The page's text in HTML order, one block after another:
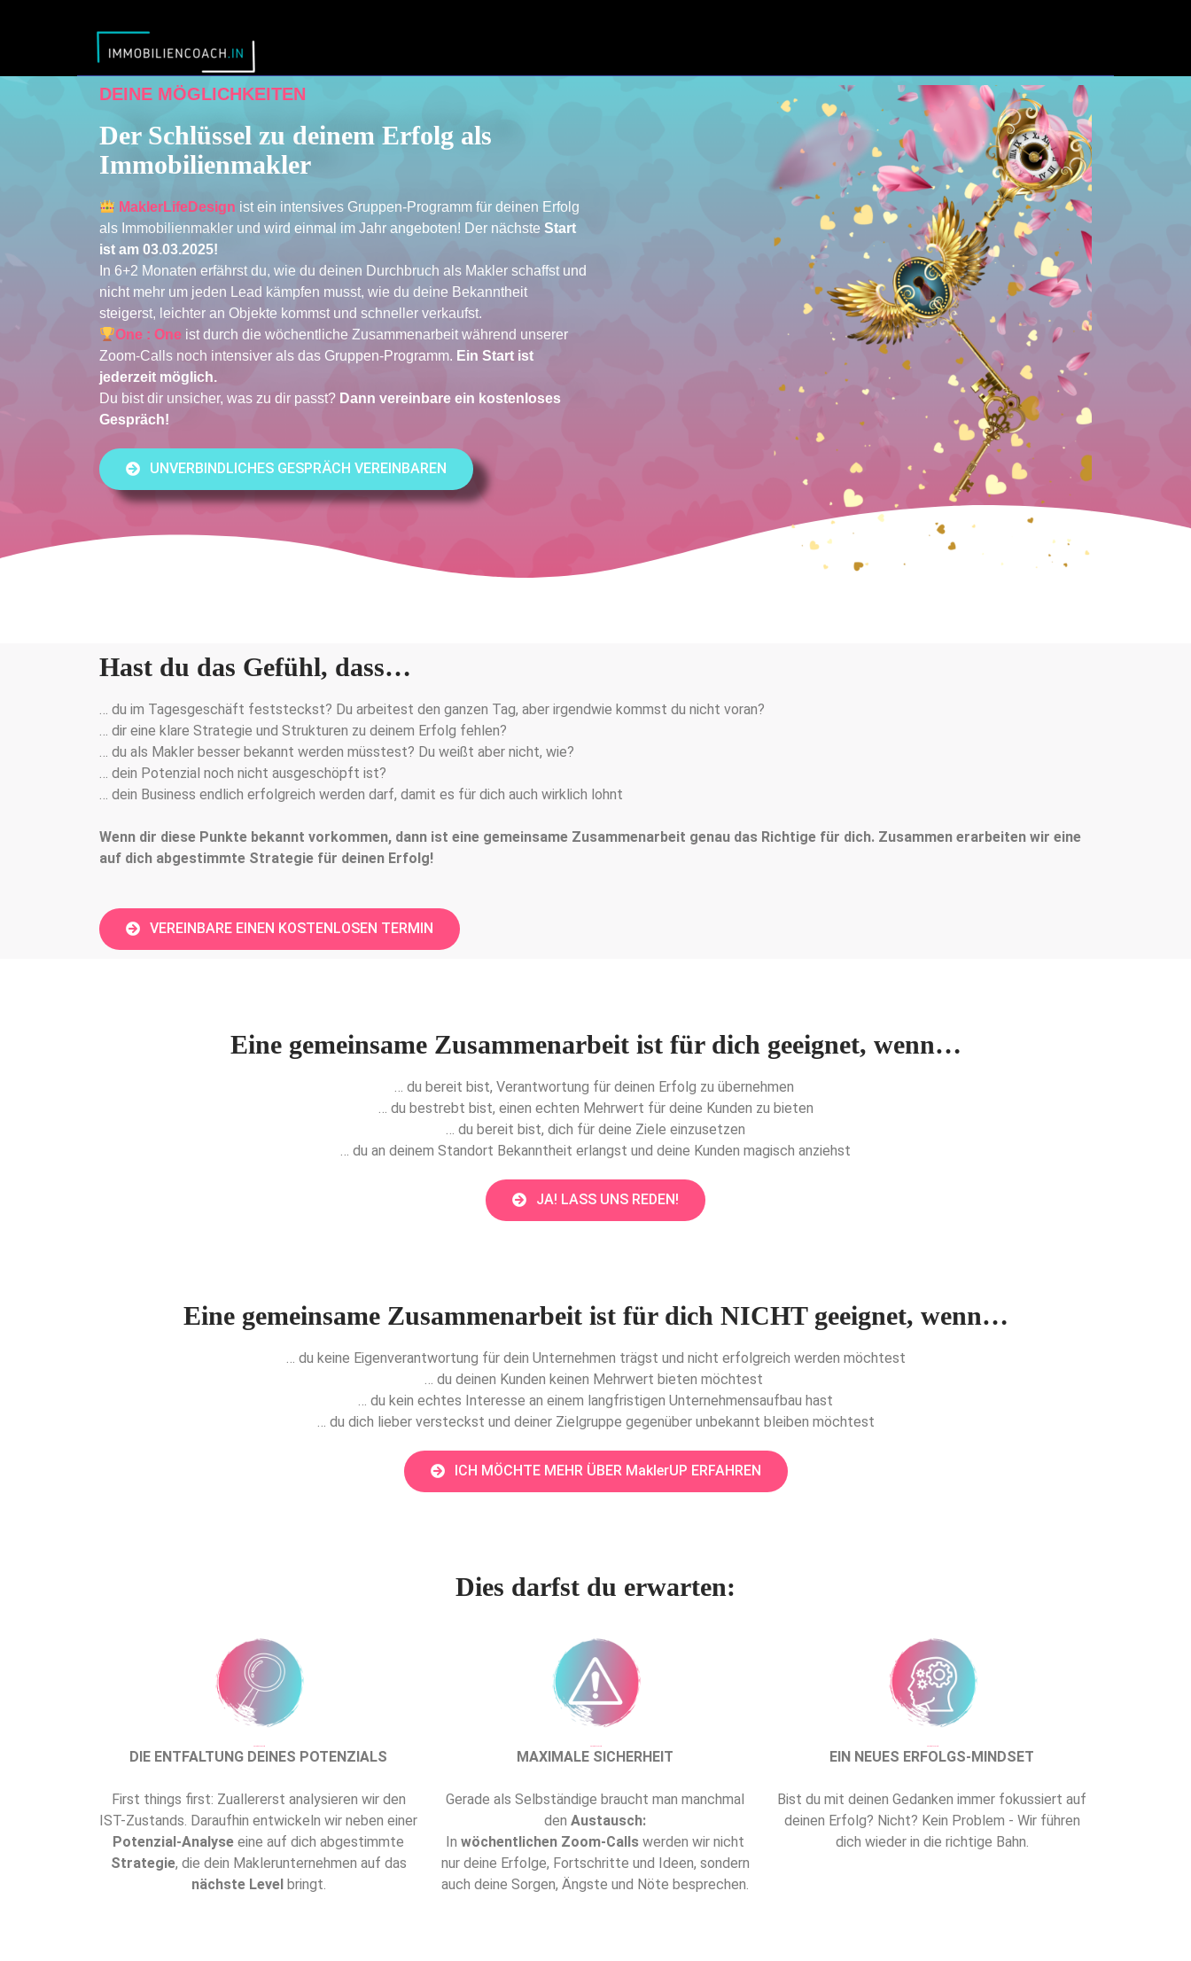
DEINE MÖGLICHKEITEN
Der Schlüssel zu deinem Erfolg als
Immobilienmakler
MaklerLifeDesign ist ein intensives Gruppen-Programm für deinen Erfolg
als Immobilienmakler und wird einmal im Jahr angeboten! Der nächste Start
ist am 03.03.2025!
In 6+2 Monaten erfährst du, wie du deinen Durchbruch als Makler schaffst und
nicht mehr um jeden Lead kämpfen musst, wie du deine Bekanntheit
steigerst, leichter an Objekte kommst und schneller verkaufst.
One : One ist durch die wöchentliche Zusammenarbeit während unserer
Zoom-Calls noch intensiver als das Gruppen-Programm. Ein Start ist
jederzeit möglich.
Du bist dir unsicher, was zu dir passt? Dann vereinbare ein kostenloses
Gespräch!
UNVERBINDLICHES GESPRÄCH VEREINBAREN
Hast du das Gefühl, dass…
… du im Tagesgeschäft feststeckst? Du arbeitest den ganzen Tag, aber irgendwie kommst du nicht voran?
… dir eine klare Strategie und Strukturen zu deinem Erfolg fehlen?
… du als Makler besser bekannt werden müsstest? Du weißt aber nicht, wie?
… dein Potenzial noch nicht ausgeschöpft ist?
… dein Business endlich erfolgreich werden darf, damit es für dich auch wirklich lohnt
Wenn dir diese Punkte bekannt vorkommen, dann ist eine gemeinsame Zusammenarbeit genau das Richtige für dich. Zusammen erarbeiten wir eine
auf dich abgestimmte Strategie für deinen Erfolg!
VEREINBARE EINEN KOSTENLOSEN TERMIN
Eine gemeinsame Zusammenarbeit ist für dich geeignet, wenn…
… du bereit bist, Verantwortung für deinen Erfolg zu übernehmen
… du bestrebt bist, einen echten Mehrwert für deine Kunden zu bieten
… du bereit bist, dich für deine Ziele einzusetzen
… du an deinem Standort Bekanntheit erlangst und deine Kunden magisch anziehst
JA! LASS UNS REDEN!
Eine gemeinsame Zusammenarbeit ist für dich NICHT geeignet, wenn…
… du keine Eigenverantwortung für dein Unternehmen trägst und nicht erfolgreich werden möchtest
… du deinen Kunden keinen Mehrwert bieten möchtest
… du kein echtes Interesse an einem langfristigen Unternehmensaufbau hast
… du dich lieber versteckst und deiner Zielgruppe gegenüber unbekannt bleiben möchtest
ICH MÖCHTE MEHR ÜBER MaklerUP ERFAHREN
Dies darfst du erwarten:
DIE ENTFALTUNG DEINES POTENZIALS
First things first: Zuallererst analysieren wir den
IST-Zustands. Daraufhin entwickeln wir neben einer
Potenzial-Analyse eine auf dich abgestimmte
Strategie, die dein Maklerunternehmen auf das
nächste Levelbringt.
MAXIMALE SICHERHEIT
Gerade als Selbständige braucht man manchmal
denAustausch:
Inwöchentlichen Zoom-Calls werden wir nicht
nur deine Erfolge, Fortschritte und Ideen, sondern
auch deine Sorgen, Ängste und Nöte besprechen.
EIN NEUES ERFOLGS-MINDSET
Bist du mit deinen Gedanken immer fokussiert auf
deinen Erfolg? Nicht? Kein Problem - Wir führen
dich wieder in die richtige Bahn.